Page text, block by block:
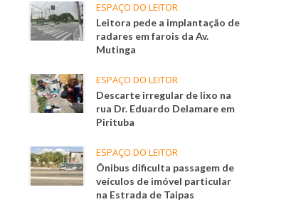
ESPAÇO DO LEITOR
Leitora pede a implantação de
radares em farois da Av.
Mutinga
ESPAÇO DO LEITOR
Descarte irregular de lixo na
rua Dr. Eduardo Delamare em
Pirituba
ESPAÇO DO LEITOR
Ônibus dificulta passagem de
veículos de imóvel particular
na Estrada de Taipas